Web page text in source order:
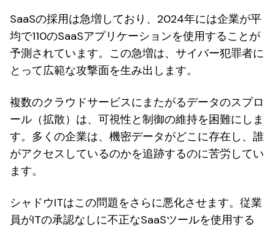
SaaSの採用は急増しており、2024年には企業が平
均で110のSaaSアプリケーションを使用することが
予測されています。この急増は、サイバー犯罪者に
とって広範な攻撃面を生み出します。
複数のクラウドサービスにまたがるデータのスプロ
ール（拡散）は、可視性と制御の維持を困難にしま
す。多くの企業は、機密データがどこに存在し、誰
がアクセスしているのかを追跡するのに苦労してい
ます。
シャドウITはこの問題をさらに悪化させます。従業
員がITの承認なしに不正なSaaSツールを使用する